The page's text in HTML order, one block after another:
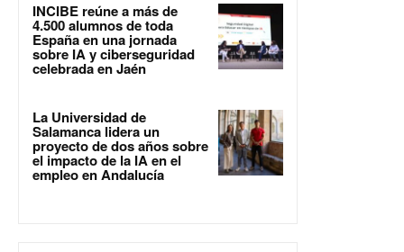
INCIBE reúne a más de
4.500 alumnos de toda
España en una jornada
sobre IA y ciberseguridad
celebrada en Jaén
La Universidad de
Salamanca lidera un
proyecto de dos años sobre
el impacto de la IA en el
empleo en Andalucía